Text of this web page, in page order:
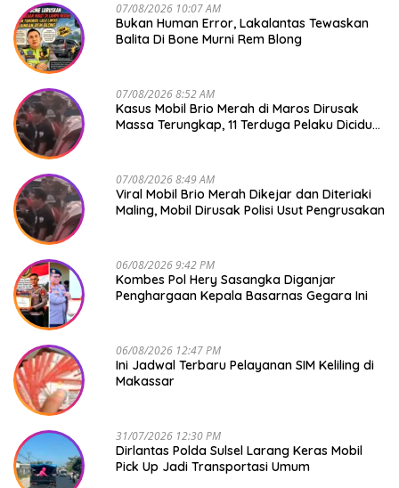
07/08/2026 10:07 AM
Bukan Human Error, Lakalantas Tewaskan
Balita Di Bone Murni Rem Blong
07/08/2026 8:52 AM
Kasus Mobil Brio Merah di Maros Dirusak
Massa Terungkap, 11 Terduga Pelaku Diciduk
07/08/2026 8:49 AM
Viral Mobil Brio Merah Dikejar dan Diteriaki
Maling, Mobil Dirusak Polisi Usut Pengrusakan
06/08/2026 9:42 PM
Kombes Pol Hery Sasangka Diganjar
Penghargaan Kepala Basarnas Gegara Ini
06/08/2026 12:47 PM
Ini Jadwal Terbaru Pelayanan SIM Keliling di
Makassar
31/07/2026 12:30 PM
Dirlantas Polda Sulsel Larang Keras Mobil
Pick Up Jadi Transportasi Umum